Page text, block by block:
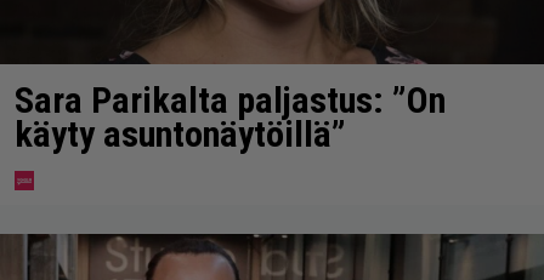
Sara Parikalta paljastus: ”On
käyty asuntonäytöillä”